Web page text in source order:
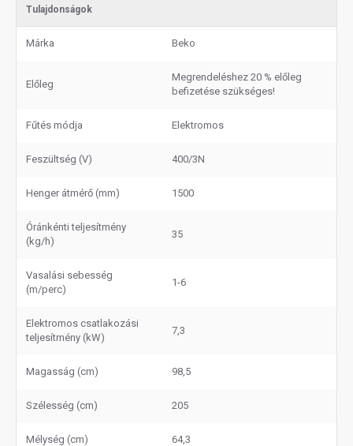
Tulajdonságok
Márka Beko
Előleg
Megrendeléshez 20 % előleg
befizetése szükséges!
Fűtés módja Elektromos
Feszültség (V) 400/3N
Henger átmérő (mm) 1500
Óránkénti teljesítmény
(kg/h)
35
Vasalási sebesség
(m/perc)
1-6
Elektromos csatlakozási
teljesítmény (kW)
7,3
Magasság (cm) 98,5
Szélesség (cm) 205
Mélység (cm) 64,3